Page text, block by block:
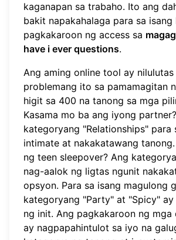
kaganapan sa trabaho. Ito ang
bakit napakahalaga para sa isang
pagkakaroon ng access sa
have i ever questions.
Ang aming online tool ay nilulutas
problemang ito sa pamamagitan
higit sa 400 na tanong sa mga
Kasama mo ba ang iyong
kategoryang "Relationships" para
intimate at nakakatawang
ng teen sleepover? Ang
nag-aalok ng ligtas ngunit
opsyon. Para sa isang magulong
kategoryang "Party" at "Spicy"
ng init. Ang pagkakaroon ng mga
ay nagpapahintulot sa iyo na